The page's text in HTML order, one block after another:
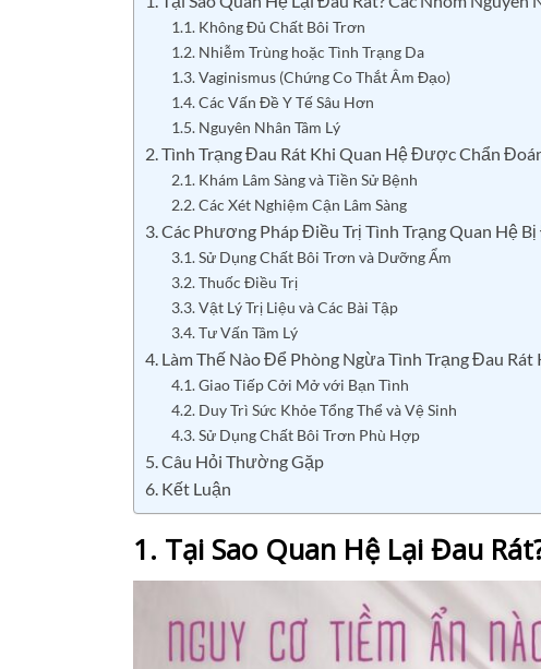
1.1. Không Đủ Chất Bôi Trơn
1.2. Nhiễm Trùng hoặc Tình Trạng Da
1.3. Vaginismus (Chứng Co Thắt Âm Đạo)
1.4. Các Vấn Đề Y Tế Sâu Hơn
1.5. Nguyên Nhân Tâm Lý
2. Tình Trạng Đau Rát Khi Quan Hệ Được Chẩn
2.1. Khám Lâm Sàng và Tiền Sử Bệnh
2.2. Các Xét Nghiệm Cận Lâm Sàng
3. Các Phương Pháp Điều Trị Tình Trạng Quan Hệ Bị
3.1. Sử Dụng Chất Bôi Trơn và Dưỡng Ẩm
3.2. Thuốc Điều Trị
3.3. Vật Lý Trị Liệu và Các Bài Tập
3.4. Tư Vấn Tâm Lý
4. Làm Thế Nào Để Phòng Ngừa Tình Trạng Đau Rát
4.1. Giao Tiếp Cởi Mở với Bạn Tình
4.2. Duy Trì Sức Khỏe Tổng Thể và Vệ Sinh
4.3. Sử Dụng Chất Bôi Trơn Phù Hợp
5. Câu Hỏi Thường Gặp
6. Kết Luận
1. Tại Sao Quan Hệ Lại Đau